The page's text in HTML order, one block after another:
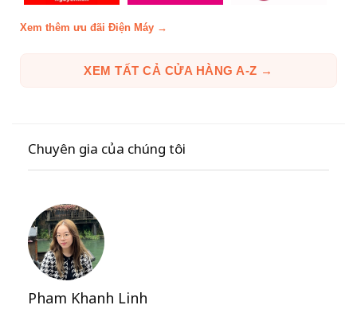
Xem thêm ưu đãi Điện Máy →
XEM TẤT CẢ CỬA HÀNG A-Z →
Chuyên gia của chúng tôi
Pham Khanh Linh